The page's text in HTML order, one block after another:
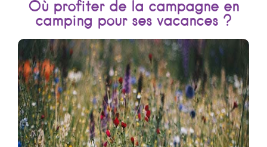
Où profiter de la campagne en
camping pour ses vacances ?